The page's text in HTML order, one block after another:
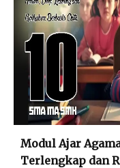
Modul Ajar
Terlengkap dan